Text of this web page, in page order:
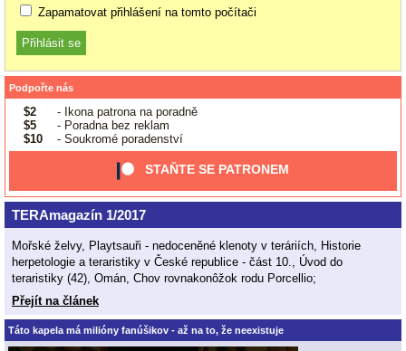
Zapamatovat přihlášení na tomto počítači
Podpořte nás
$2
- Ikona patrona na poradně
$5
- Poradna bez reklam
$10
- Soukromé poradenství
STAŇTE SE PATRONEM
TERAmagazín 1/2017
Mořské želvy, Playtsauři - nedoceněné klenoty v teráriích, Historie
herpetologie a teraristiky v České republice - část 10., Úvod do
teraristiky (42), Omán, Chov rovnakonôžok rodu Porcellio;
Přejít na článek
Táto kapela má milióny fanúšikov - až na to, že neexistuje